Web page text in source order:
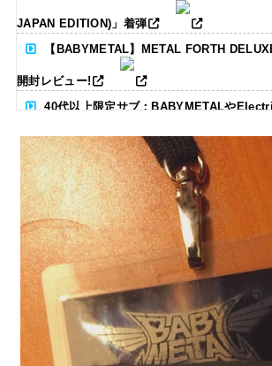
JAPAN EDITION)」着弾
【BABYMETAL】METAL FORTH
開封レビュー!
40代以上限定サブ：BABYMETALや
る人いる？ 【海外の反応】
BABYMETAL「CANNONBALL外伝」グッ
タワーレコード新宿店にてBABYMETALの
Powered by livedoor 相互RSS